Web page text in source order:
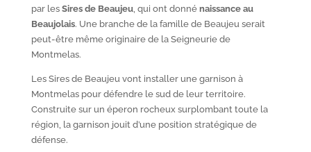
par les Sires de Beaujeu, qui ont donné naissance au
Beaujolais. Une branche de la famille de Beaujeu serait
peut-être même originaire de la Seigneurie de
Montmelas.
Les Sires de Beaujeu vont installer une garnison à
Montmelas pour défendre le sud de leur territoire.
Construite sur un éperon rocheux surplombant toute la
région, la garnison jouit d’une position stratégique de
défense.